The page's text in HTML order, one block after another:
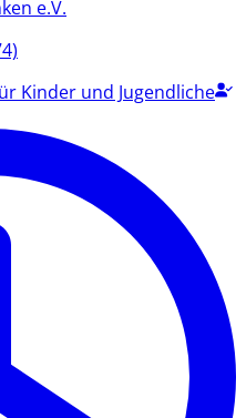
e.V.
Kinder und Jugendliche